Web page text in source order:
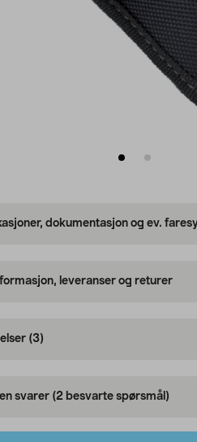
dokumentasjon og ev.
leveranser og returer
(3)
svarer (2 besvarte spørsmål)